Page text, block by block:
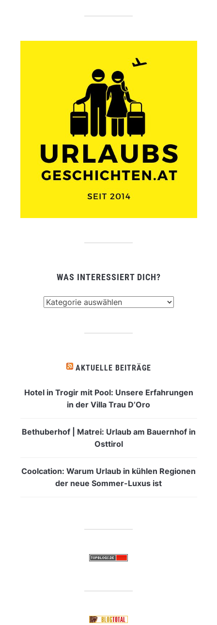
WAS INTERESSIERT DICH?
AKTUELLE BEITRÄGE
Hotel in Trogir mit Pool: Unsere Erfahrungen
in der Villa Trau D’Oro
Bethuberhof | Matrei: Urlaub am Bauernhof in
Osttirol
Coolcation: Warum Urlaub in kühlen Regionen
der neue Sommer-Luxus ist